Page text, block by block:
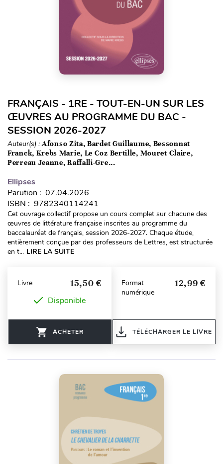
FRANÇAIS - 1RE - TOUT-EN-UN SUR LES
ŒUVRES AU PROGRAMME DU BAC -
SESSION 2026-2027
Auteur(s) :Afonso Zita, Bardet Guillaume, Bessonnat
Franck, Krebs Marie, Le Coz Bertille, Mouret Claire,
Perreau Jeanne, Raffalli-Gre...
Ellipses
Parution : 07.04.2026
ISBN : 9782340114241
Cet ouvrage collectif propose un cours complet sur chacune des
œuvres de littérature française inscrites au programme du
baccalauréat de français, session 2026-2027. Chaque étude,
entièrement conçue par des professeurs de Lettres, est structurée
en t... LIRE LA SUITE
Livre 15,50 €
Disponible
ACHETER
Format
numérique
12,99 €
TÉLÉCHARGER LE LIVRE